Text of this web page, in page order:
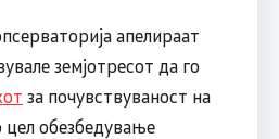
апелираат
земјотресот да го
за почувствуваност на
цел обезбедување